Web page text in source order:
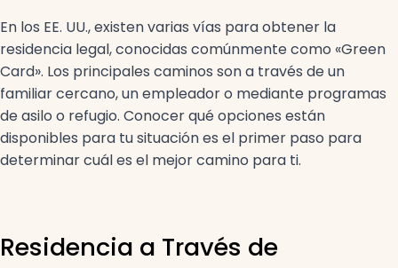
En los EE. UU., existen varias vías para obtener la
residencia legal, conocidas comúnmente como «Green
Card». Los principales caminos son a través de un
familiar cercano, un empleador o mediante programas
de asilo o refugio. Conocer qué opciones están
disponibles para tu situación es el primer paso para
determinar cuál es el mejor camino para ti.
Residencia a Través de